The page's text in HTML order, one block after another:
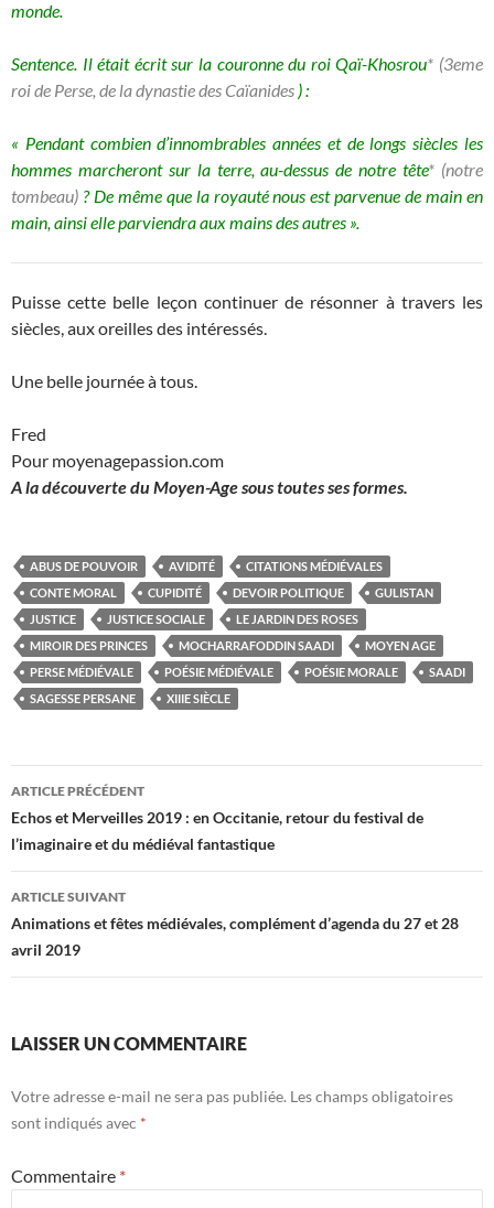
monde.
Sentence. Il était écrit sur la couronne du roi Qaï-Khosrou* (3eme
roi de Perse, de ladynastie des Caïanides ) :
« Pendant combien d’innombrables années et de longs siècles les
hommes marcheront sur la terre, au-dessus de notre tête* (notre
tombeau) ? De même que la royauté nous est parvenue de main en
main, ainsi elle parviendra aux mains des autres ».
Puisse cette belle leçon continuer de résonner à travers les
siècles, aux oreilles des intéressés.
Une belle journée à tous.
Fred
Pour moyenagepassion.com
A la découverte du Moyen-Age sous toutes ses formes.
ABUS DE POUVOIR AVIDITÉ
CITATIONS MÉDIÉVALES
CONTE MORAL
CUPIDITÉ DEVOIR POLITIQUE
GULISTAN
JUSTICE
JUSTICE SOCIALE
LE JARDIN DES ROSES
MIROIR DES PRINCES
MOCHARRAFODDIN SAADI
MOYEN AGE
PERSE MÉDIÉVALE
POÉSIE MÉDIÉVALE POÉSIE MORALE
SAADI
SAGESSE PERSANE
XIIIE SIÈCLE
Navigation
des
articles
ARTICLE PRÉCÉDENT
Echos et Merveilles 2019 : en Occitanie, retour du festival de
l’imaginaire et du médiéval fantastique
ARTICLE SUIVANT
Animations et fêtes médiévales, complément d’agenda du 27 et 28
avril 2019
LAISSER UN COMMENTAIRE
Votre adresse e-mail ne sera pas publiée. Les champs obligatoires
sont indiqués avec *
Commentaire *